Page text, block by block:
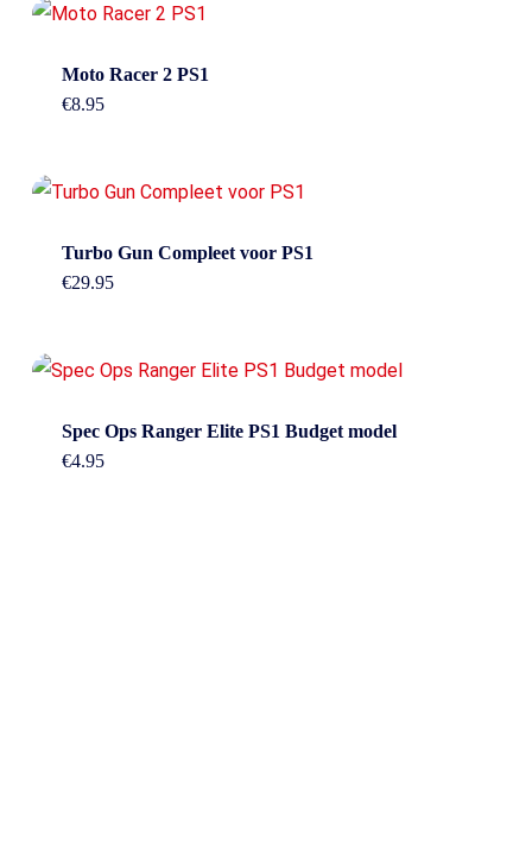
Moto Racer 2 PS1
€8.95
Turbo Gun Compleet voor PS1
€29.95
Spec Ops Ranger Elite PS1 Budget model
€4.95